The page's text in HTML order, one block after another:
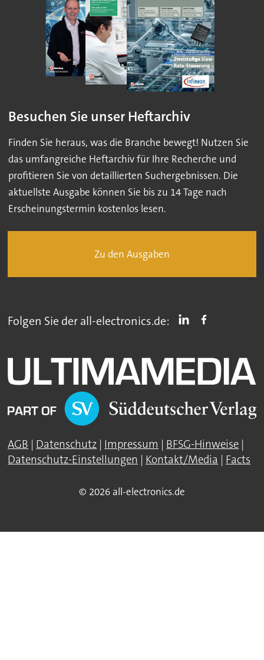
Besuchen Sie unser Heftarchiv
Finden Sie heraus, was die Branche bewegt! Nutzen Sie
das umfangreiche Heftarchiv für Ihre Recherche und
profitieren Sie von detaillierten Suchergebnissen. Die
aktuellste Ausgabe können Sie bis zu 14 Tage nach
Erscheinungstermin kostenlos lesen.
Zu den Ausgaben
Folgen Sie der all-electronics.de:
AGB | Datenschutz | Impressum | BFSG-Hinweise |
Datenschutz-Einstellungen | Kontakt/Media | Facts
© 2026 all-electronics.de